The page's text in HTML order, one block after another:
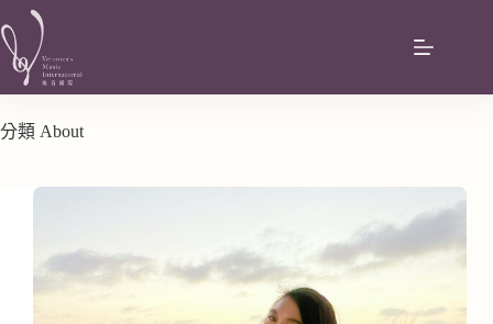
分類 About